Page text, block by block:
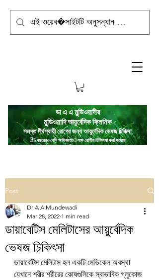
ডা এ এ মুন্ডিওয়াদীর
মুন্ডিওয়াদিআয়ুর্বেদিক ক্লিনিক
সমস্ত দীর্ঘস্থায়ী রোগের জন্য আয়ুর্বেদিক ভেষজ চিকিত্সা
35 বছরেরও বেশি অভিজ্ঞতা/3 লক্ষ রোগীর চিকিৎসা করা হয়েছে
Post
ডায়াবেটিস মেলিটাসের আয়ুর্বেদিক
ভেষজ চিকিৎসা
Dr A A Mundewadi
Mar 28, 2022 1 min read
ডায়াবেটিস মেলিটাস হল একটি মেডিকেল অবস্থা
যেখানে শরীর শরীরের কোষগুলিকে স্বাভাবিক গ্লুকোজ